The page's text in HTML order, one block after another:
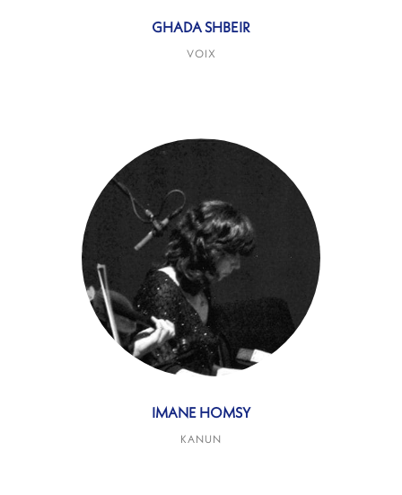
GHADA SHBEIR
VOIX
IMANE HOMSY
KANUN